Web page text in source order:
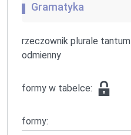
Gramatyka
rzeczownik plurale tantum
odmienny
formy w tabelce:
formy: